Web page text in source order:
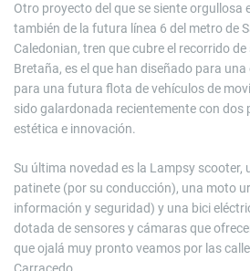
Otro proyecto del que se siente orgullosa
también de la futura línea 6 del metro de
Caledonian, tren que cubre el recorrido
Bretaña, es el que han diseñado para
para una futura flota de vehículos de
sido galardonada recientemente con dos
estética e innovación.
Su última novedad es la Lampsy scooter,
patinete (por su conducción), una moto
información y seguridad) y una bici
dotada de sensores y cámaras que
que ojalá muy pronto veamos por las